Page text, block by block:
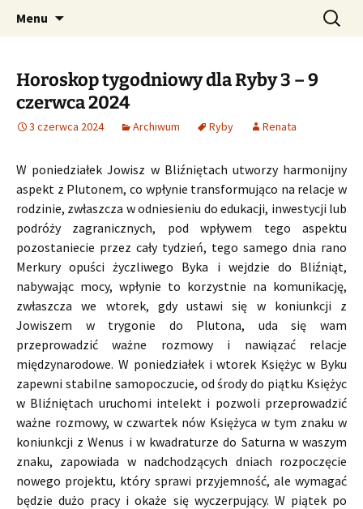
CzaroMarowy horoskop
dzienny, miesięczny i
tygodniowy
Profesjonalne przepowiednie astrologiczne
Menu Szukaj:
Horoskop tygodniowy dla Ryby 3 – 9
czerwca 2024
3 czerwca 2024 Archiwum Ryby Renata
W poniedziałek Jowisz w Bliźniętach utworzy harmonijny
aspekt z Plutonem, co wpłynie transformująco na relacje w
rodzinie, zwłaszcza w odniesieniu do edukacji, inwestycji lub
podróży zagranicznych, pod wpływem tego aspektu
pozostaniecie przez cały tydzień, tego samego dnia rano
Merkury opuści życzliwego Byka i wejdzie do Bliźniąt,
nabywając mocy, wpłynie to korzystnie na komunikację,
zwłaszcza we wtorek, gdy ustawi się w koniunkcji z
Jowiszem w trygonie do Plutona, uda się wam
przeprowadzić ważne rozmowy i nawiązać relacje
międzynarodowe. W poniedziałek i wtorek Księżyc w Byku
zapewni stabilne samopoczucie, od środy do piątku Księżyc
w Bliźniętach uruchomi intelekt i pozwoli przeprowadzić
ważne rozmowy, w czwartek nów Księżyca w tym znaku w
koniunkcji z Wenus i w kwadraturze do Saturna w waszym
znaku, zapowiada w nadchodzących dniach rozpoczęcie
nowego projektu, który sprawi przyjemność, ale wymagać
będzie dużo pracy i okaże się wyczerpujący. W piątek po